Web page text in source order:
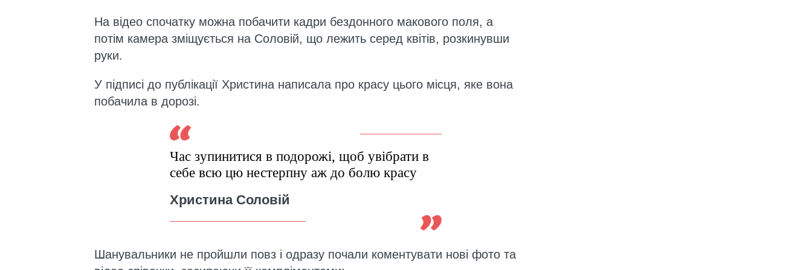
На відео спочатку можна побачити кадри бездонного макового поля, а
потім камера зміщується на Соловій, що лежить серед квітів, розкинувши
руки.
У підписі до публікації Христина написала про красу цього місця, яке вона
побачила в дорозі.
Час зупинитися в подорожі, щоб увібрати в
себе всю цю нестерпну аж до болю красу
Христина Соловій
Шанувальники не пройшли повз і одразу почали коментувати нові фото та